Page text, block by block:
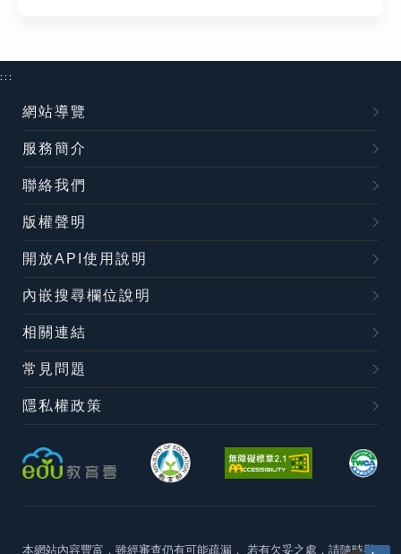
:::
網站導覽
服務簡介
聯絡我們
版權聲明
開放API使用說明
內嵌搜尋欄位說明
相關連結
常見問題
隱私權政策
本網站內容豐富，雖經審查仍有可能疏漏， 若有欠妥之處，請隨時與